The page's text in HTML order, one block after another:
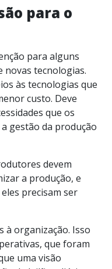
para o
para alguns
novas tecnologias.
às tecnologias que
custo. Deve
que os
gestão da produção
devem
a produção, e
precisam ser
à organização. Isso
que foram
uma visão